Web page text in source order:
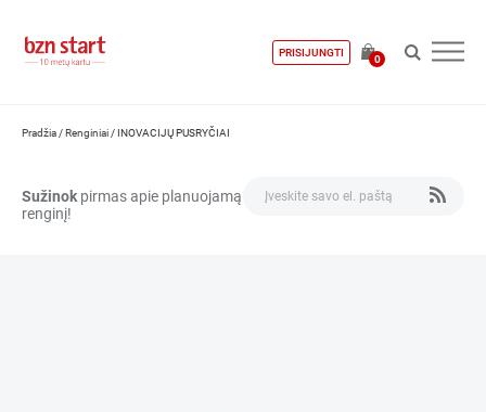
PRISIJUNGTI
0
Pradžia /Renginiai / INOVACIJŲ PUSRYČIAI
Sužinok pirmas apie planuojamą
renginį!